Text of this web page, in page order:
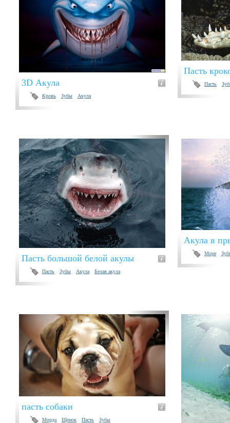
3D Акула
Кровь Зубы Акула
Пасть
Пасть
Пасть большой белой акулы
Пасть Зубы Акула Белая акула
Акула в
Море
пасть собаки
Морда Щенок Пасть Зубы